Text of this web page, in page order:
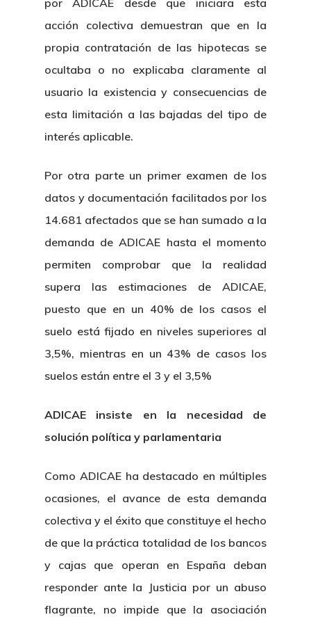
por ADICAE desde que iniciara esta
acción colectiva demuestran que en la
propia contratación de las hipotecas se
ocultaba o no explicaba claramente al
usuario la existencia y consecuencias de
esta limitación a las bajadas del tipo de
interés aplicable.
Por otra parte un primer examen de los
datos y documentación facilitados por los
14.681 afectados que se han sumado a la
demanda de ADICAE hasta el momento
permiten comprobar que la realidad
supera las estimaciones de ADICAE,
puesto que en un 40% de los casos el
suelo está fijado en niveles superiores al
3,5%, mientras en un 43% de casos los
suelos están entre el 3 y el 3,5%
ADICAE insiste en la necesidad de
solución política y parlamentaria
Como ADICAE ha destacado en múltiples
ocasiones, el avance de esta demanda
colectiva y el éxito que constituye el hecho
de que la práctica totalidad de los bancos
y cajas que operan en España deban
responder ante la Justicia por un abuso
flagrante, no impide que la asociación